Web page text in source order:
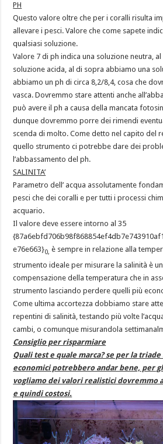
PH
Questo valore oltre che per i coralli risulta
allevare i pesci. Valore che come sapete
qualsiasi soluzione.
Valore 7 di ph indica una soluzione neutra,
soluzione acida, al di sopra abbiamo una
abbiamo un ph di circa 8,2/8,4, cosa che
vasca. Dovremmo stare attenti anche
può avere il ph a causa della mancata
dunque dovremmo porre dei rimendi
scenda di molto. Come detto nel capito del
quello strumento ci potrebbe dare dei
l’abbassamento del ph.
SALINITA’
Parametro dell’ acqua assolutamente
pesci che dei coralli e per tutti i processi
acquario.
Il valore deve essere intorno al 35
e76e663}0,è sempre in relazione alla
strumento ideale per misurare la salinità è
compensazione della temperatura che in
strumento lasciando perdere quelli più
Come ultima accortezza dobbiamo stare
repentini di salinità, testando più volte
cambi, o comunque misurandola
Consiglio per risparmiare
Quali test e quale marca? se per la
economici potrebbero andar bene, per
vogliamo dei valori realistici dovremmo
e quindi costosi.